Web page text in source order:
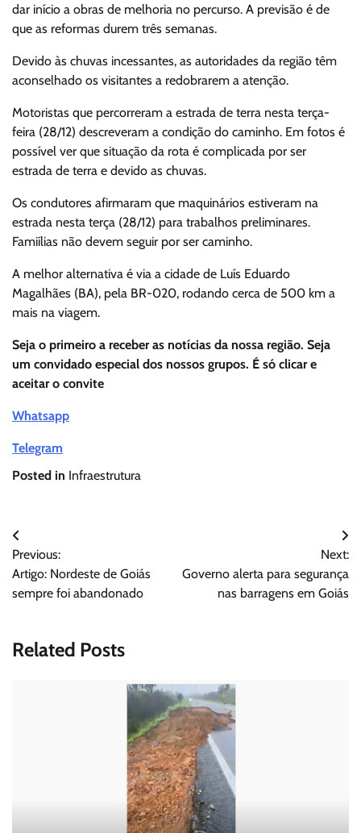
dar início a obras de melhoria no percurso. A previsão é de
que as reformas durem três semanas.
Devido às chuvas incessantes, as autoridades da região têm
aconselhado os visitantes a redobrarem a atenção.
Motoristas que percorreram a estrada de terra nesta terça-
feira (28/12) descreveram a condição do caminho. Em fotos é
possível ver que situação da rota é complicada por ser
estrada de terra e devido as chuvas.
Os condutores afirmaram que maquinários estiveram na
estrada nesta terça (28/12) para trabalhos preliminares.
Famiílias não devem seguir por ser caminho.
A melhor alternativa é via a cidade de Luís Eduardo
Magalhães (BA), pela BR-020, rodando cerca de 500 km a
mais na viagem.
Seja o primeiro a receber as notícias da nossa região. Seja
um convidado especial dos nossos grupos. É só clicar e
aceitar o convite
Whatsapp
Telegram
Posted in Infraestrutura
Navegação
de
Post
Previous:
Artigo: Nordeste de Goiás
sempre foi abandonado
Next:
Governo alerta para segurança
nas barragens em Goiás
Related Posts